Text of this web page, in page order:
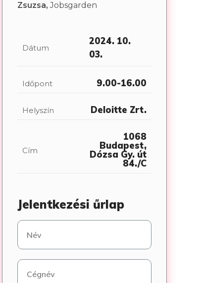
Zsuzsa, Jobsgarden
Dátum
2024. 10.
03.
Időpont 9.00-16.00
Helyszín Deloitte Zrt.
Cím
1068
Budapest,
Dózsa Gy. út
84./C
Jelentkezési űrlap